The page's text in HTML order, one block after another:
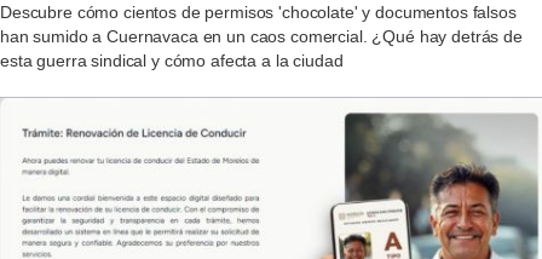
Descubre cómo cientos de permisos 'chocolate' y documentos falsos
han sumido a Cuernavaca en un caos comercial. ¿Qué hay detrás de
esta guerra sindical y cómo afecta a la ciudad